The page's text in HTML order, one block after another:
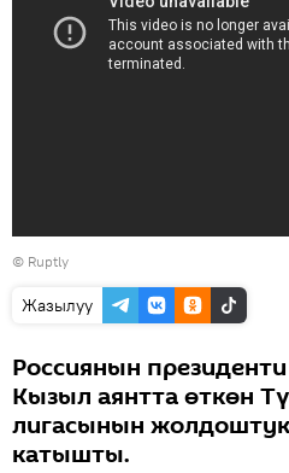
© Ruptly
Жазылуу
Россиянын
Кызыл аянтта өткөн
лигасынын
катышты.